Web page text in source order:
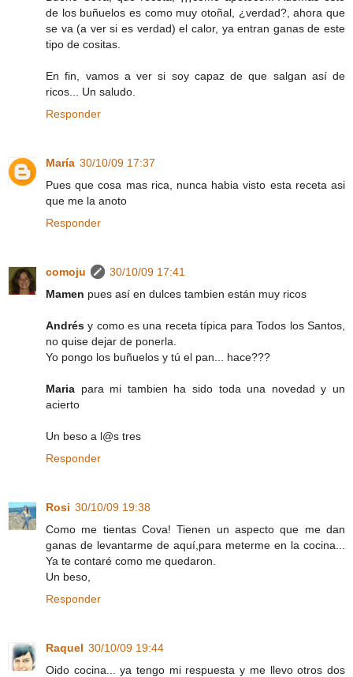
de los buñuelos es como muy otoñal, ¿verdad?, ahora que
se va (a ver si es verdad) el calor, ya entran ganas de este
tipo de cositas.
En fin, vamos a ver si soy capaz de que salgan así de
ricos... Un saludo.
Responder
María 30/10/09 17:37
Pues que cosa mas rica, nunca habia visto esta receta asi
que me la anoto
Responder
comoju
30/10/09 17:41
Mamen pues así en dulces tambien están muy ricos
Andrés y como es una receta típica para Todos los Santos,
no quise dejar de ponerla.
Yo pongo los buñuelos y tú el pan... hace???
Maria para mi tambien ha sido toda una novedad y un
acierto
Un beso a l@s tres
Responder
Rosi 30/10/09 19:38
Como me tientas Cova! Tienen un aspecto que me dan
ganas de levantarme de aquí,para meterme en la cocina...
Ya te contaré como me quedaron.
Un beso,
Responder
Raquel 30/10/09 19:44
Oido cocina... ya tengo mi respuesta y me llevo otros dos